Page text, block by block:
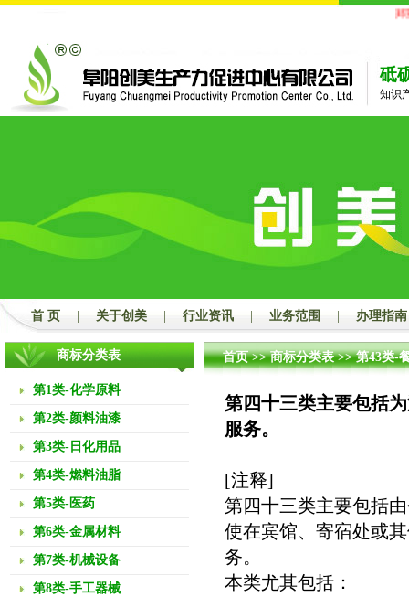
郑
砥
知识
首 页 关于创美 行业资讯 业务范围 办理指南
商标分类表
第1类-化学原料
第2类-颜料油漆
第3类-日化用品
第4类-燃料油脂
第5类-医药
第6类-金属材料
第7类-机械设备
第8类-手工器械
首页>>商标分类表>>第43类-
第四十三类主要包括
服务。
[注释]
第四十三类主要包括
使在宾馆、寄宿处或
务。
本类尤其包括：